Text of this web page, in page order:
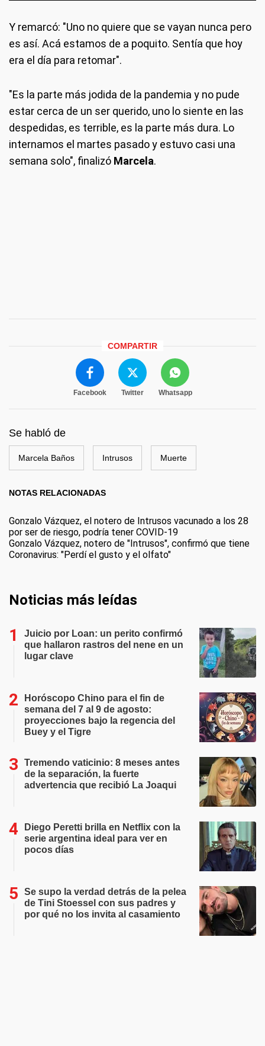
Y remarcó: "Uno no quiere que se vayan nunca pero
es así. Acá estamos de a poquito. Sentía que hoy
era el día para retomar".
"Es la parte más jodida de la pandemia y no pude
estar cerca de un ser querido, uno lo siente en las
despedidas, es terrible, es la parte más dura. Lo
internamos el martes pasado y estuvo casi una
semana solo", finalizó Marcela.
COMPARTIR
Facebook Twitter Whatsapp
Se habló de
Marcela Baños Intrusos Muerte
NOTAS RELACIONADAS
Gonzalo Vázquez, el notero de Intrusos vacunado a los 28
por ser de riesgo, podría tener COVID-19
Gonzalo Vázquez, notero de "Intrusos", confirmó que tiene
Coronavirus: "Perdí el gusto y el olfato"
Noticias más leídas
Juicio por Loan: un perito confirmó
que hallaron rastros del nene en un
lugar clave
Horóscopo Chino para el fin de
semana del 7 al 9 de agosto:
proyecciones bajo la regencia del
Buey y el Tigre
Tremendo vaticinio: 8 meses antes
de la separación, la fuerte
advertencia que recibió La Joaqui
Diego Peretti brilla en Netflix con la
serie argentina ideal para ver en
pocos días
Se supo la verdad detrás de la pelea
de Tini Stoessel con sus padres y
por qué no los invita al casamiento